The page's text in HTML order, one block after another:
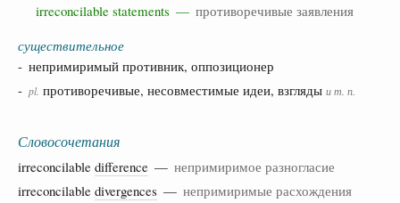
irreconcilable statements — противоречивые заявления
существительное
- непримиримый противник, оппозиционер
- pl. противоречивые, несовместимые идеи, взгляды и т. п.
Словосочетания
irreconcilable difference — непримиримое разногласие
irreconcilable divergences — непримиримые расхождения